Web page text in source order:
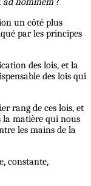
un côté plus
par les principes
des lois, et la
des lois qui
rang de ces lois, et
matière qui nous
les mains de la
constante,